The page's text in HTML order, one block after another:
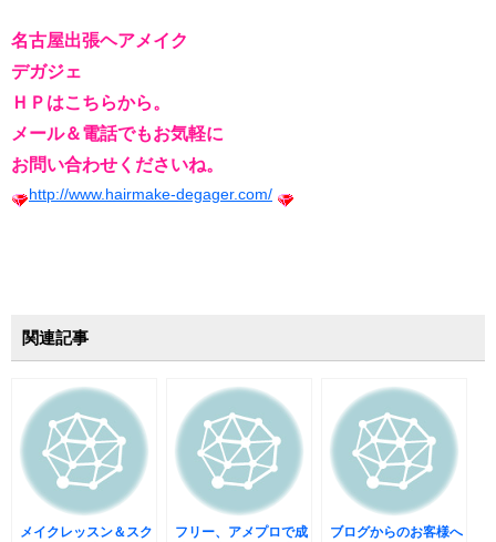
名古屋出張ヘアメイク
デガジェ
ＨＰはこちらから。
メール＆電話でもお気軽に
お問い合わせくださいね。
http://www.hairmake-degager.com/
関連記事
メイクレッスン＆スク
フリー、アメプロで成
ブログからのお客様へ